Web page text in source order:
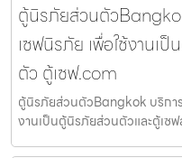
ตู้นิรภัยส่วนตัว
เซฟนิรภัย เพื่อใช้งานเ
ตัว ตู้เซฟ.com
ตู้นิรภัยส่วนตัวBangkok บริการ
งานเป็นตู้นิรภัยส่วนตัวและตู้เซ